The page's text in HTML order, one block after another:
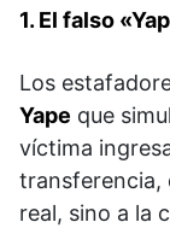
1. El falso
Los
Yape que
víctima
transferencia,
real, sino a la